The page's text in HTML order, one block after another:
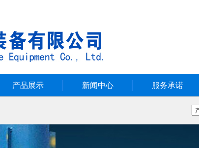
产品展示 新闻中心 服务承诺